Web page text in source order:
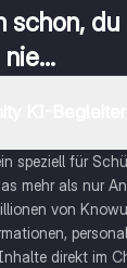
schon,
nie...
speziell für
mehr als nur
von
direkt im